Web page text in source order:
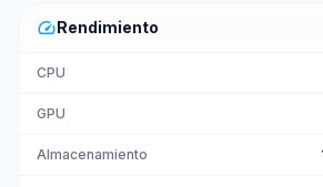
speedRendimiento
CPU
GPU
Almacenamiento